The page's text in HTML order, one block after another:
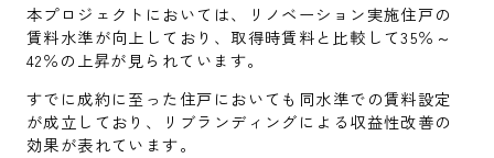
本プロジェクトにおいては、リノベーション実施住戸の
賃料水準が向上しており、取得時賃料と比較して35％～
42％の上昇が見られています。
すでに成約に至った住戸においても同水準での賃料設定
が成立しており、リブランディングによる収益性改善の
効果が表れています。